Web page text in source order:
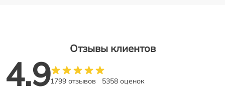
Отзывы клиентов
4.91799 отзывов 5358 оценок